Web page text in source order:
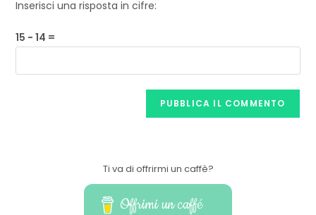
Inserisci una risposta in cifre:
15 − 14 =
Ti va di offrirmi un caffè?
Offrimi un caffé